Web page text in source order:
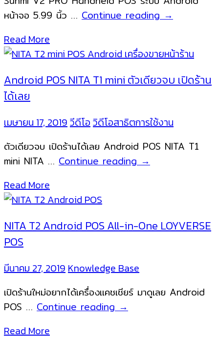
Windows
ขาย
หน้า
ร้า
หน้าจอ 5.99 นิ้ว … Continue readingNITA
Pro
Android
POS
เครื่องพิมพ์
ใน
ตัว
Van
Sale
→
Read More
Android POS NITA T1 mini ตัวเดียวจบ เปิดร้าน
ได้เลย
เมษายน 17, 2019วีดีโอวิดีโอสาธิตการใช้งาน
ตัวเดียวจบ เปิดร้านได้เลย Android POS NITA T1
mini NITA … Continue readingAndroid
mini
ตัว
ร้าน
→
Read More
NITA T2 Android POS All-in-One LOYVERSE
POS
มีนาคม 27, 2019Knowledge Base
เปิดร้านใหม่อยากได้เครื่องแคชเชียร์ มาดูเลย Android
POS … Continue readingNITA
→
Read More